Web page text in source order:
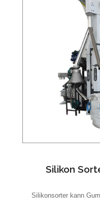
Silikon
Silikonsorter kann